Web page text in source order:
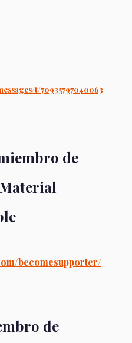
t/70935797040063
de
becomesupporter/
de